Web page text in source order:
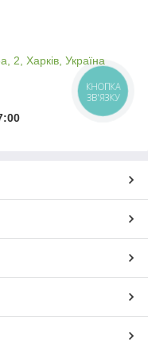
2, Харків, Україна
КНОПКА
ЗВ'ЯЗКУ